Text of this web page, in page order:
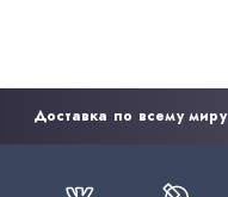
Доставка по всему миру